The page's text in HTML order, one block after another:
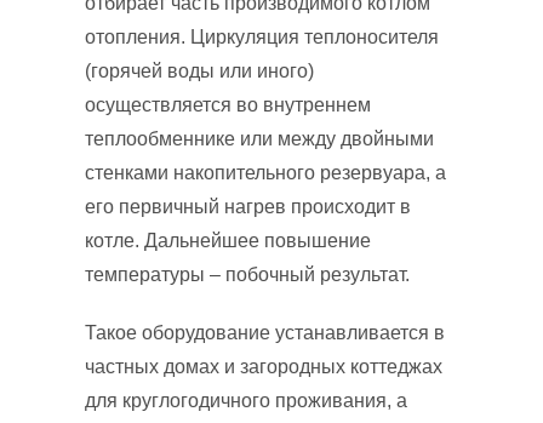
отопления. Циркуляция теплоносителя
(горячей воды или иного)
осуществляется во внутреннем
теплообменнике или между двойными
стенками накопительного резервуара, а
его первичный нагрев происходит в
котле. Дальнейшее повышение
температуры – побочный результат.
Такое оборудование устанавливается в
частных домах и загородных коттеджах
для круглогодичного проживания, а